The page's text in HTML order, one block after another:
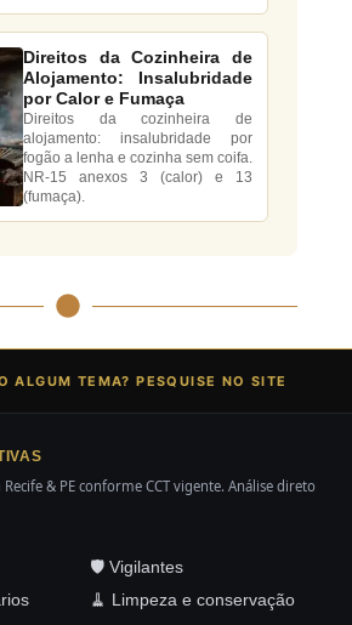
Direitos da Cozinheira de
Alojamento: Insalubridade
por Calor e Fumaça
Direitos da cozinheira de
alojamento: insalubridade por
fogão a lenha e cozinha sem coifa.
NR-15 anexos 3 (calor) e 13
(fumaça).
ALGUM TEMA? PESQUISE NO SITE
& PE conforme CCT vigente. Análise direto
🛡️ Vigilantes
🧹 Limpeza e conservação